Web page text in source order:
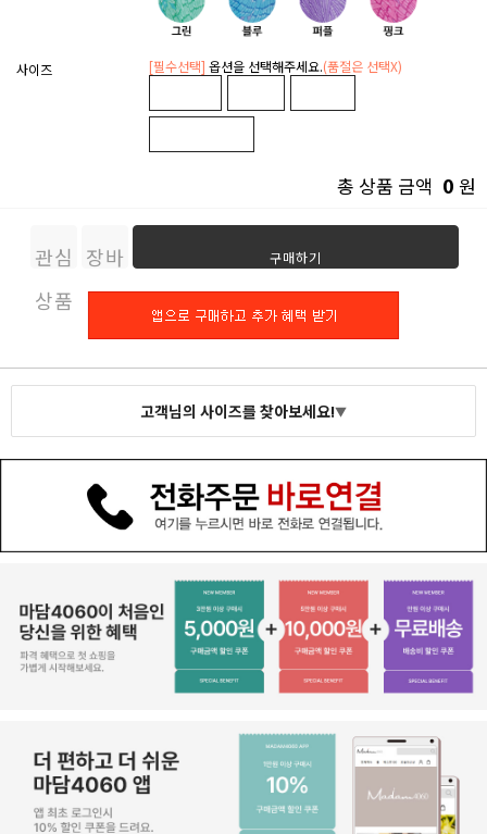
사이즈 [필수선택] 옵션을 선택해주세요.(품절은 선택X)
총 상품 금액 0 원
관심
상품
장바
구니
구매하기
고객님의 사이즈를 찾아보세요!▼